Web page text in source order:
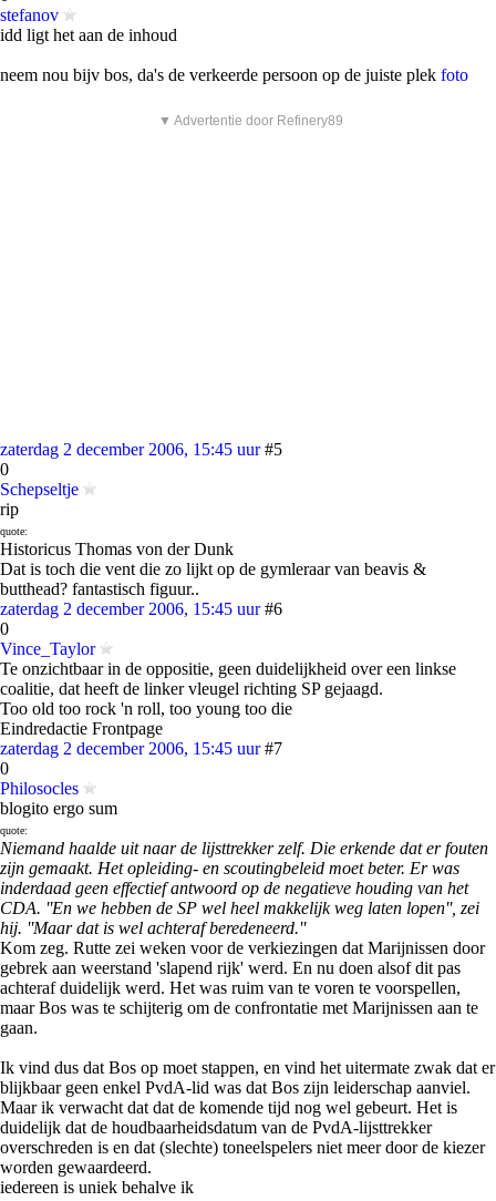
stefanov
idd ligt het aan de inhoud
neem nou bijv bos, da's de verkeerde persoon op de juiste plek foto
▼ Advertentie door Refinery89
zaterdag 2 december 2006, 15:45 uur #5
0
Schepseltje
rip
quote:
Historicus Thomas von der Dunk
Dat is toch die vent die zo lijkt op de gymleraar van beavis &
butthead? fantastisch figuur..
zaterdag 2 december 2006, 15:45 uur #6
0
Vince_Taylor
Te onzichtbaar in de oppositie, geen duidelijkheid over een linkse
coalitie, dat heeft de linker vleugel richting SP gejaagd.
Too old too rock 'n roll, too young too die
Eindredactie Frontpage
zaterdag 2 december 2006, 15:45 uur #7
0
Philosocles
blogito ergo sum
quote:
Niemand haalde uit naar de lijsttrekker zelf. Die erkende dat er fouten
zijn gemaakt. Het opleiding- en scoutingbeleid moet beter. Er was
inderdaad geen effectief antwoord op de negatieve houding van het
CDA. ''En we hebben de SP wel heel makkelijk weg laten lopen'', zei
hij. ''Maar dat is wel achteraf beredeneerd.''
Kom zeg. Rutte zei weken voor de verkiezingen dat Marijnissen door
gebrek aan weerstand 'slapend rijk' werd. En nu doen alsof dit pas
achteraf duidelijk werd. Het was ruim van te voren te voorspellen,
maar Bos was te schijterig om de confrontatie met Marijnissen aan te
gaan.
Ik vind dus dat Bos op moet stappen, en vind het uitermate zwak dat er
blijkbaar geen enkel PvdA-lid was dat Bos zijn leiderschap aanviel.
Maar ik verwacht dat dat de komende tijd nog wel gebeurt. Het is
duidelijk dat de houdbaarheidsdatum van de PvdA-lijsttrekker
overschreden is en dat (slechte) toneelspelers niet meer door de kiezer
worden gewaardeerd.
iedereen is uniek behalve ik